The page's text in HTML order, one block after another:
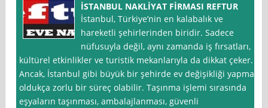
İSTANBUL NAKLİYAT FİRMASI REFTUR
İstanbul, Türkiye’nin en kalabalık ve
hareketli şehirlerinden biridir. Sadece
nüfusuyla değil, aynı zamanda iş fırsatları,
kültürel etkinlikler ve turistik mekanlarıyla da dikkat çeker.
Ancak, İstanbul gibi büyük bir şehirde ev değişikliği yapmak
oldukça zorlu bir süreç olabilir. Taşınma işlemi sırasında
eşyaların taşınması, ambalajlanması, güvenli